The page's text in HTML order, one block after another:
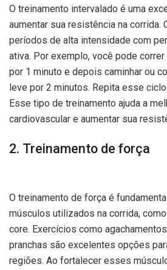
O treinamento intervalado é uma
aumentar sua resistência na corrida.
períodos de alta intensidade com
ativa. Por exemplo, você pode
por 1 minuto e depois caminhar ou
leve por 2 minutos. Repita esse
Esse tipo de treinamento ajuda a
cardiovascular e aumentar sua
2. Treinamento de força
O treinamento de força é
músculos utilizados na corrida,
core. Exercícios como
pranchas são excelentes opções
regiões. Ao fortalecer esses